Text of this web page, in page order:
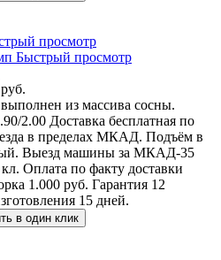
просмотр
Быстрый просмотр
руб.
из массива сосны.
2.00 Доставка бесплатная по
в пределах МКАД. Подъём в
Выезд машины за МКАД-35
Оплата по факту доставки
1.000 руб. Гарантия 12
15 дней.
в один клик